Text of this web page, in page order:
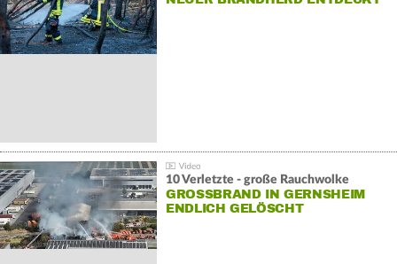
10 Verletzte - große Rauchwolke
GROSSBRAND IN GERNSHEIM E
NDLICH GELÖSCHT